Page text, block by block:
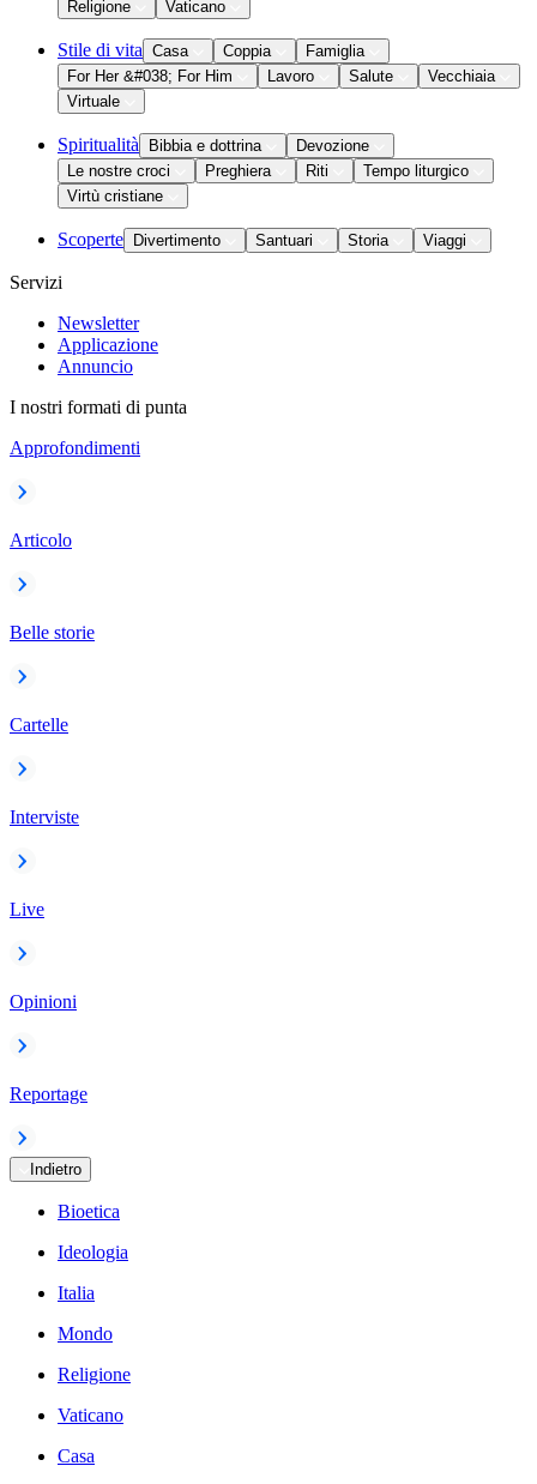
Religione
Vaticano
Stile di vita Casa Coppia
Famiglia
For Her &#038; For Him
Lavoro Salute
Vecchiaia
Virtuale
Spiritualità Bibbia e dottrina
Devozione
Le nostre croci
Preghiera Riti
Tempo liturgico
Virtù cristiane
Scoperte Divertimento Santuari Storia Viaggi
Servizi
Newsletter
Applicazione
Annuncio
I nostri formati di punta
Approfondimenti
Articolo
Belle storie
Cartelle
Interviste
Live
Opinioni
Reportage
Indietro
Bioetica
Ideologia
Italia
Mondo
Religione
Vaticano
Casa